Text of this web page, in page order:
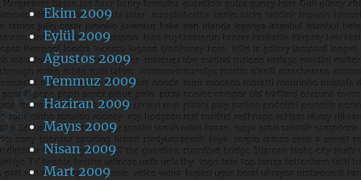
Ekim 2009
Eylül 2009
Ağustos 2009
Temmuz 2009
Haziran 2009
Mayıs 2009
Nisan 2009
Mart 2009